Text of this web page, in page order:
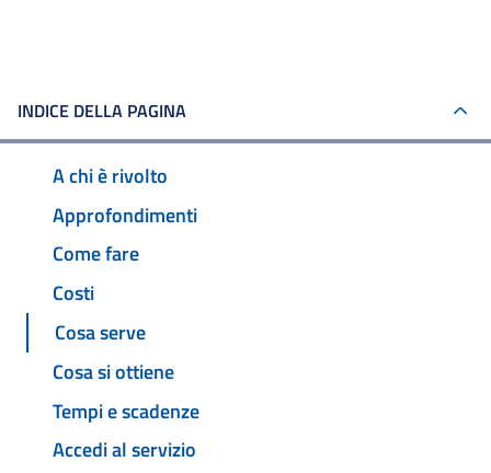
INDICE DELLA PAGINA
A chi è rivolto
Approfondimenti
Come fare
Costi
Cosa serve
Cosa si ottiene
Tempi e scadenze
Accedi al servizio